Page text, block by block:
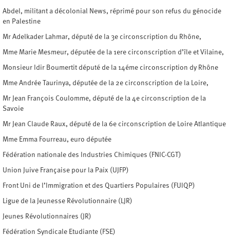
Abdel, militant a décolonial News, réprimé pour son refus du génocide
en Palestine
Mr Adelkader Lahmar, député de la 3e circonscription du Rhône,
Mme Marie Mesmeur, députée de la 1ere circonscription d’île et Vilaine,
Monsieur Idir Boumertit député de la 14éme circonscription dy Rhône
Mme Andrée Taurinya, députée de la 2e circonscription de la Loire,
Mr Jean François Coulomme, député de la 4e circonscription de la
Savoie
Mr Jean Claude Raux, député de la 6e circonscription de Loire Atlantique
Mme Emma Fourreau, euro députée
Fédération nationale des Industries Chimiques (FNIC-CGT)
Union Juive Française pour la Paix (UJFP)
Front Uni de l’Immigration et des Quartiers Populaires (FUIQP)
Ligue de la Jeunesse Révolutionnaire (LJR)
Jeunes Révolutionnaires (JR)
Fédération Syndicale Etudiante (FSE)